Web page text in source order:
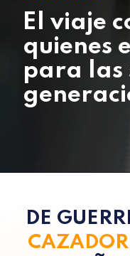
El viaje
quienes
para las
DE